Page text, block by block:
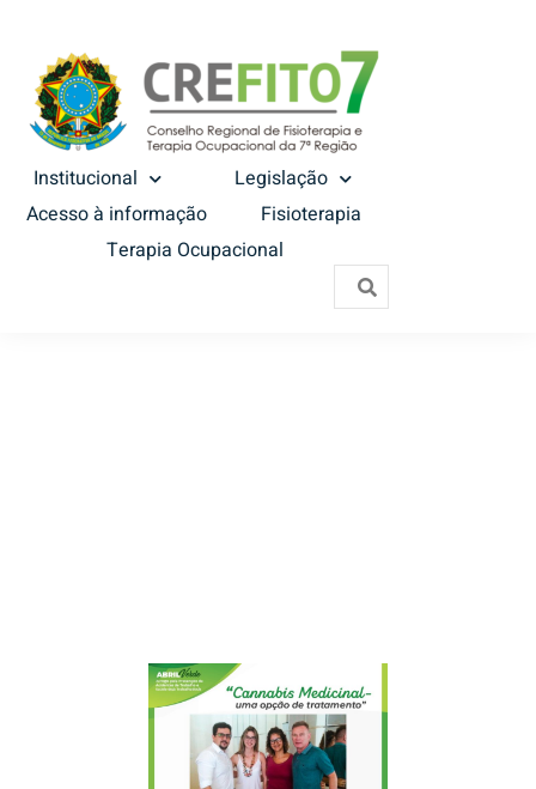
Institucional
Legislação
Acesso à informação
Fisioterapia
Terapia Ocupacional